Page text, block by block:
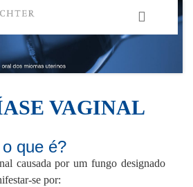
VAGINAL
que é?
causada por um fungo designado
se por: